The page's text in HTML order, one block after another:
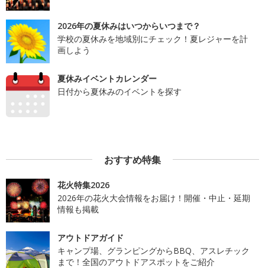
2026年の夏休みはいつからいつまで？
学校の夏休みを地域別にチェック！夏レジャーを計
画しよう
夏休みイベントカレンダー
日付から夏休みのイベントを探す
おすすめ特集
花火特集2026
2026年の花火大会情報をお届け！開催・中止・延期
情報も掲載
アウトドアガイド
キャンプ場、グランピングからBBQ、アスレチック
まで！全国のアウトドアスポットをご紹介